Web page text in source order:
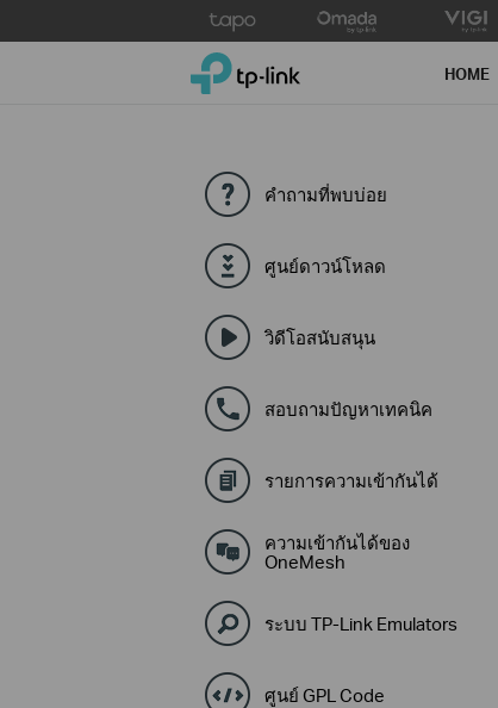
to
TP-Link, Reliably Smart HOME
คำถามที่พบบ่อย
ศูนย์ดาวน์โหลด
วิดีโอสนับสนุน
สอบถามปัญหาเทคนิค
รายการความเข้ากันได้
ความเข้ากันได้ของ
OneMesh
ระบบ TP-Link Emulators
ศูนย์ GPL Code